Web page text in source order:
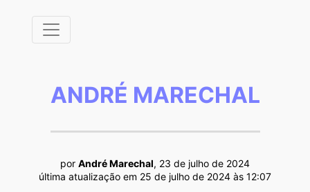
ANDRÉ MARECHAL
por André Marechal, 23 de julho de 2024
última atualização em 25 de julho de 2024 às 12:07